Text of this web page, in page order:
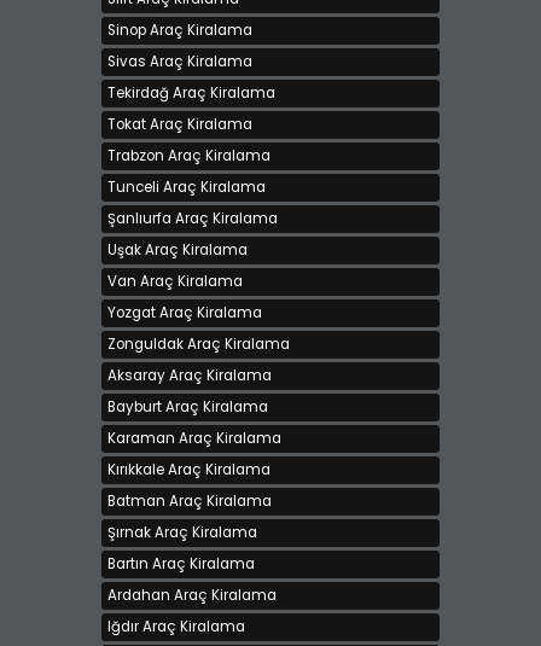
Sinop Araç Kiralama
Sivas Araç Kiralama
Tekirdağ Araç Kiralama
Tokat Araç Kiralama
Trabzon Araç Kiralama
Tunceli Araç Kiralama
Şanlıurfa Araç Kiralama
Uşak Araç Kiralama
Van Araç Kiralama
Yozgat Araç Kiralama
Zonguldak Araç Kiralama
Aksaray Araç Kiralama
Bayburt Araç Kiralama
Karaman Araç Kiralama
Kırıkkale Araç Kiralama
Batman Araç Kiralama
Şırnak Araç Kiralama
Bartın Araç Kiralama
Ardahan Araç Kiralama
Iğdır Araç Kiralama